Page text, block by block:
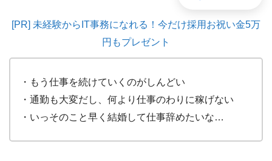
[PR] 未経験からIT事務になれる！今だけ採用お祝い金5万
円もプレゼント
・もう仕事を続けていくのがしんどい
・通勤も大変だし、何より仕事のわりに稼げない
・いっそのこと早く結婚して仕事辞めたいな…